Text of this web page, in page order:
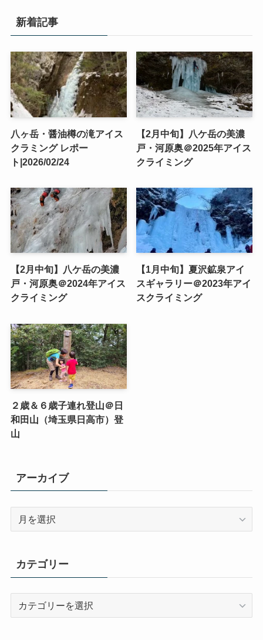
新着記事
八ヶ岳・醤油樽の滝アイス
クラミング レポー
ト|2026/02/24
【2月中旬】八ケ岳の美濃
戸・河原奥＠2025年アイス
クライミング
【2月中旬】八ケ岳の美濃
戸・河原奥＠2024年アイス
クライミング
【1月中旬】夏沢鉱泉アイ
スギャラリー＠2023年アイ
スクライミング
２歳＆６歳子連れ登山＠日
和田山（埼玉県日高市）登
山
アーカイブ
ブ
カテゴリー